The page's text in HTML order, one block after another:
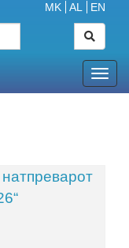
MK AL EN